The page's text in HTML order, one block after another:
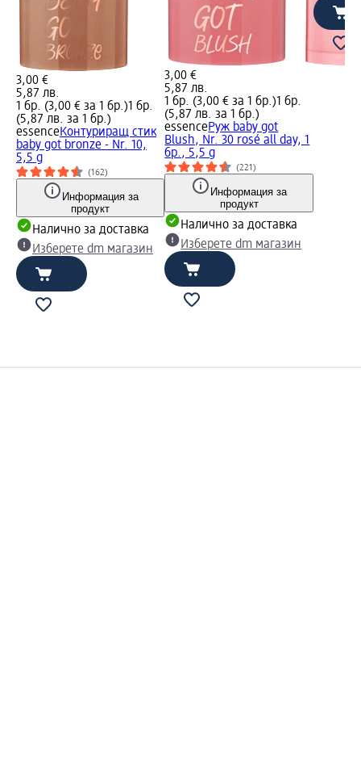
3,00 €
5,87 лв.
1 бр. (3,00 € за 1 бр.)1 бр.
(5,87 лв. за 1 бр.)
essenceКонтуриращ стик
baby got bronze - Nr. 10,
5,5 g
(162)
Информация за
продукт
Налично за доставка
Изберете dm магазин
3,00 €
5,87 лв.
1 бр. (3,00 € за 1 бр.)1 бр.
(5,87 лв. за 1 бр.)
essenceРуж baby got
Blush, Nr. 30 rosé all day, 1
бр., 5,5 g
(221)
Информация за
продукт
Налично за доставка
Изберете dm магазин